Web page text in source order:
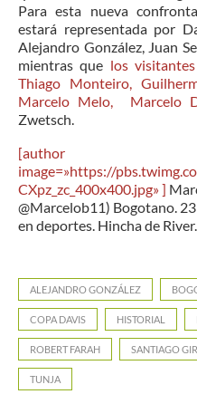
Para esta nueva
estará representada por
Alejandro González, Juan
mientras que los
Thiago Monteiro,
Marcelo Melo, Marcelo
Zwetsch.
[author
image=»https://
CXpz_zc_400x400.jpg» ]
@Marcelob11) Bogotano.
en deportes. Hincha de
ALEJANDRO GONZÁLEZ
COPA DAVIS HISTORIAL
ROBERT FARAH SANTIAGO
TUNJA